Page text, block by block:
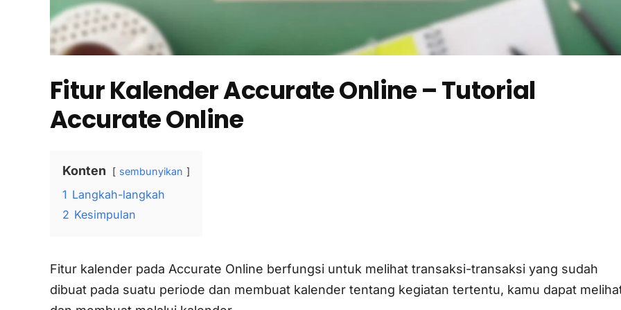
Fitur Kalender Accurate Online – Tutorial
Accurate Online
Konten sembunyikan
1 Langkah-langkah
2 Kesimpulan
Fitur kalender pada Accurate Online berfungsi untuk melihat transaksi-transaksi yang sudah
dibuat pada suatu periode dan membuat kalender tentang kegiatan tertentu, kamu dapat